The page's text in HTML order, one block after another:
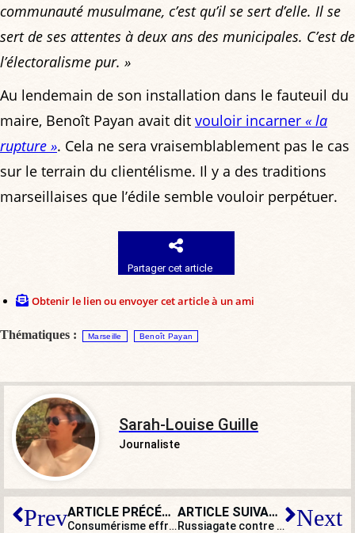
communauté musulmane, c’est qu’il se sert d’elle. Il se
sert de ses attentes à deux ans des municipales. C’est de
l’électoralisme pur. »
Au lendemain de son installation dans le fauteuil du
maire, Benoît Payan avait dit vouloir incarner « la
rupture ». Cela ne sera vraisemblablement pas le cas
sur le terrain du clientélisme. Il y a des traditions
marseillaises que l’édile semble vouloir perpétuer.
Partager cet article
Obtenir le lien ou envoyer cet article à un ami
Thématiques : Marseille Benoît Payan
Sarah-Louise Guille
Journaliste
Prev ARTICLE PRÉCÉDENT
Consumérisme effréné, réseaux sociaux, médecins sans éthique… Comment ils ont assassiné l’enfance
ARTICLE SUIVANT
Russiagate contre Qatargate, le match Next